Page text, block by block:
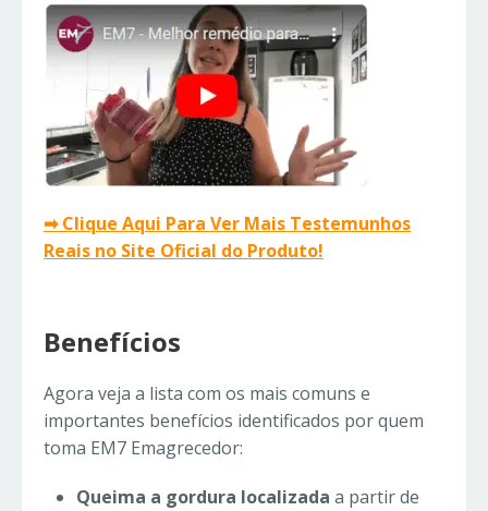
➡ Clique Aqui Para Ver Mais Testemunhos
Reais no Site Oficial do Produto!
Benefícios
Agora veja a lista com os mais comuns e
importantes benefícios identificados por quem
toma EM7 Emagrecedor:
Queima a gordura localizada a partir de